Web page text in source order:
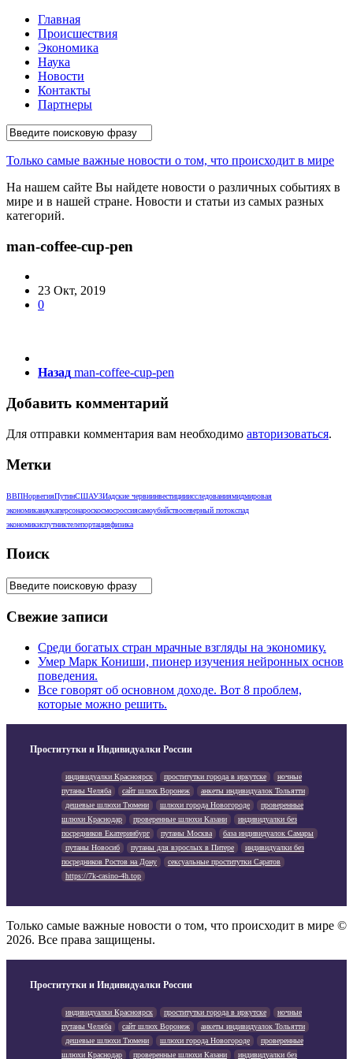
Главная
Происшествия
Экономика
Наука
Новости
Контакты
Партнеры
Только самые важные новости о том, что происходит в мире
На нашем сайте Вы найдете новости о различных событиях в
мире и в нашей стране. Новости и статьи из самых разных
категорий.
man-coffee-cup-pen
23 Окт, 2019
0
Назад man-coffee-cup-pen
Добавить комментарий
Для отправки комментария вам необходимо авторизоваться.
Метки
ВВПНорвегияПутинСШАУЗИадские червиинвестицииисследованиямидмировая
экономиканаукаперсонароскосмосроссиясамоубийствосеверный потокспад
экономикиспутниктелепортацияфизика
Поиск
Свежие записи
Среди богатых стран мрачные взгляды на экономику.
Умер Марк Кониши, пионер изучения нейронных основ
поведения.
Все говорят об основном доходе. Вот 8 проблем,
которые можно решить.
Проститутки и Индивидуалки России
индивидуалки Красноярск проститутки города в иркутске
ночные
путаны Челяба
сайт шлюх Воронеж
анкеты индивидуалок Тольятти
дешевые шлюхи Тюмени
шлюхи города Новогороде
проверенные
шлюхи Краснодар
проверенные шлюхи Казани
индивидуалки без
посредников Екатеринбург
путаны Москва
база индивидуалок Самары
путаны Новосиб
путаны для взрослых в Питере
индивидуалки без
посредников Ростов на Дону
сексуальные проститутки Саратов
https://7k-casino-4h.top
Только самые важные новости о том, что происходит в мире ©
2026. Все права защищены.
Проститутки и Индивидуалки России
индивидуалки Красноярск проститутки города в иркутске
ночные
путаны Челяба
сайт шлюх Воронеж
анкеты индивидуалок Тольятти
дешевые шлюхи Тюмени
шлюхи города Новогороде
проверенные
шлюхи Краснодар
проверенные шлюхи Казани индивидуалки без